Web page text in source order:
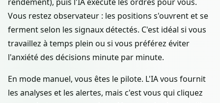
Vous restez observateur : les positions s'ouvrent et se
ferment selon les signaux détectés. C'est idéal si vous
travaillez à temps plein ou si vous préférez éviter
l'anxiété des décisions minute par minute.
En mode manuel, vous êtes le pilote. L'IA vous fournit
les analyses et les alertes, mais c'est vous qui cliquez